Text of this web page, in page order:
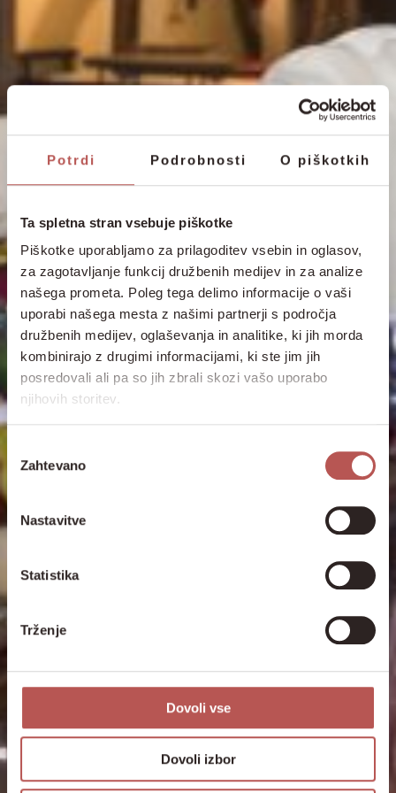
Potrdi Podrobnosti O piškotkih
Ta spletna stran vsebuje piškotke
Piškotke uporabljamo za prilagoditev vsebin in oglasov,
za zagotavljanje funkcij družbenih medijev in za analize
našega prometa. Poleg tega delimo informacije o vaši
uporabi našega mesta z našimi partnerji s področja
družbenih medijev, oglaševanja in analitike, ki jih morda
kombinirajo z drugimi informacijami, ki ste jim jih
posredovali ali pa so jih zbrali skozi vašo uporabo
njihovih storitev.
soglasja
Zahtevano
Nastavitve
Statistika
Trženje
Dovoli vse
Dovoli izbor